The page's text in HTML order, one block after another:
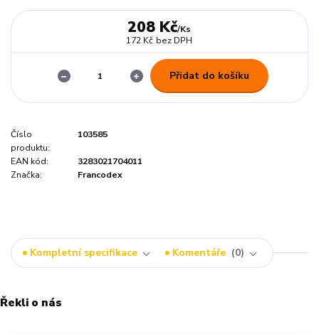
208 Kč/Ks
172 Kč bez DPH
Přidat do košíku
Číslo
produktu:
103585
EAN kód:
3283021704011
Značka:
Francodex
Kompletní specifikace Komentáře 0
Řekli o nás